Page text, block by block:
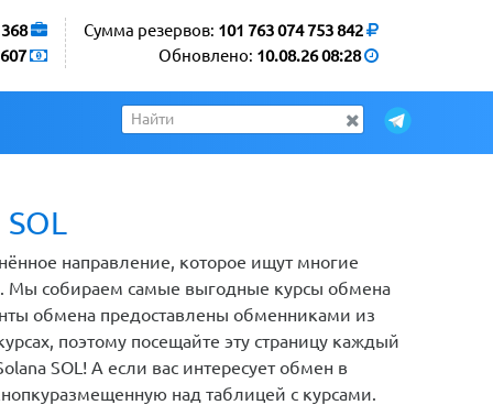
Сумма резервов: 101 763 074 753 842
Обновлено: 10.08.26 08:28
607
направление, которое ищут многие
Мы собираем самые выгодные курсы обмена
обмена предоставлены обменниками из
поэтому посещайте эту страницу каждый
SOL! А если вас интересует обмен в
над таблицей с курсами.